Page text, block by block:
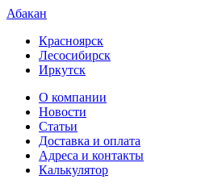
Абакан
Красноярск
Лесосибирск
Иркутск
О компании
Новости
Статьи
Доставка и оплата
Адреса и контакты
Калькулятор